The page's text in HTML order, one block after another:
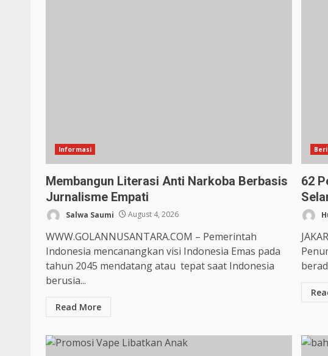
Informasi
Membangun Literasi Anti Narkoba Berbasis
Jurnalisme Empati
Salwa Saumi August 4, 2026
WWW.GOLANNUSANTARA.COM – Pemerintah
Indonesia mencanangkan visi Indonesia Emas pada
tahun 2045 mendatang atau tepat saat Indonesia
berusia...
Read More
62